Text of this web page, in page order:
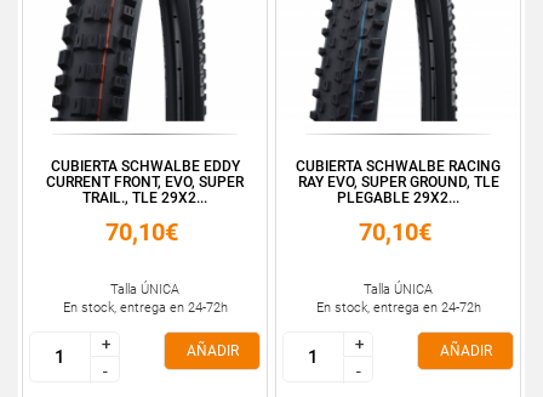
CUBIERTA SCHWALBE EDDY
CURRENT FRONT, EVO, SUPER
TRAIL., TLE 29X2...
70,10€
Talla ÚNICA
En stock, entrega en 24-72h
+
-
+
-
AÑADIR
CUBIERTA SCHWALBE RACING
RAY EVO, SUPER GROUND, TLE
PLEGABLE 29X2...
70,10€
Talla ÚNICA
En stock, entrega en 24-72h
+
-
+
-
AÑADIR